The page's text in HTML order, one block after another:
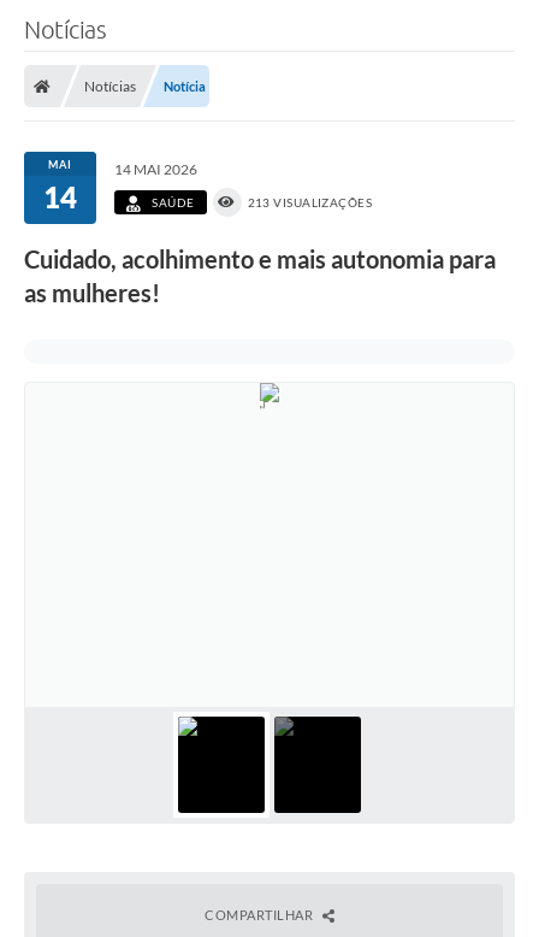
Notícias
Notícias Notícia
MAI
14
14 MAI 2026
SAÚDE 213 VISUALIZAÇÕES
Cuidado, acolhimento e mais autonomia para
as mulheres!
COMPARTILHAR